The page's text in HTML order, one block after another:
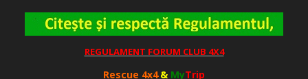
REGULAMENT FORUM CLUB 4X4
Rescue 4x4 & MyTrip